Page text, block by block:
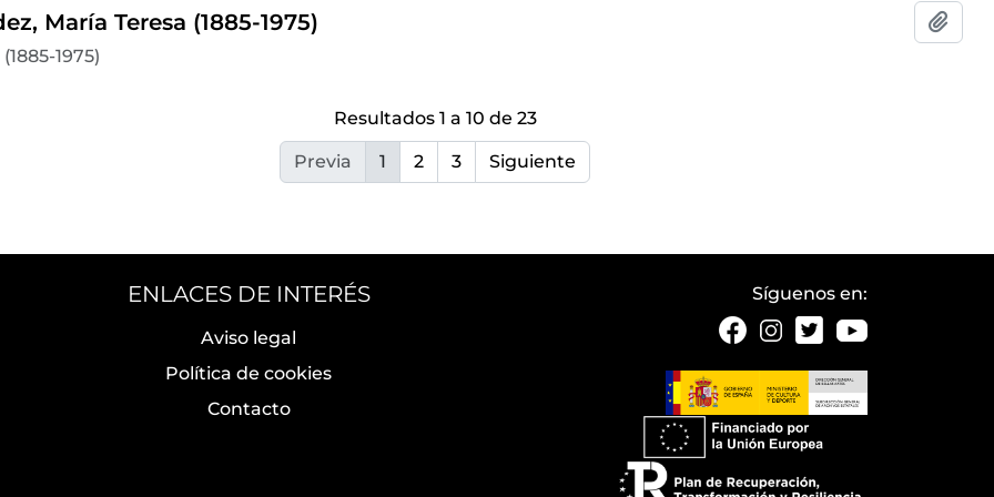
María Teresa (1885-1975)
(1885-1975)
Resultados 1 a 10 de 23
Previa 1 2 3 Siguiente
ENLACES DE INTERÉS
Aviso legal
Política de cookies
Contacto
Síguenos en: